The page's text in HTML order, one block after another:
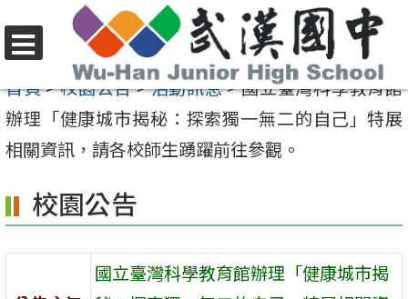
至
要
內
區
選
單
首頁>校園公告>活動訊息>國立臺灣科學教育館
辦理「健康城市揭秘：探索獨一無二的自己」特展
相關資訊，請各校師生踴躍前往參觀。
校園公告
國立臺灣科學教育館辦理「健康城市揭